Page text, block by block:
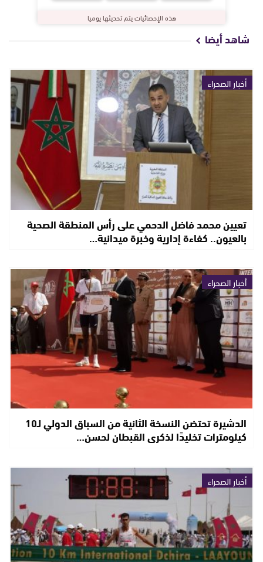
هذه الإحصائيات يتم تحديثها يوميا
شاهد أيضا
أخبار الصحراء
تعيين محمد فاضل الدحمي على رأس المنطقة الصحية
بالعيون.. كفاءة إدارية وخبرة ميدانية…
أخبار الصحراء
الدشيرة تحتضن النسخة الثانية من السباق الدولي لـ10
كيلومترات تخليدًا لذكرى القبطان لحسن…
أخبار الصحراء